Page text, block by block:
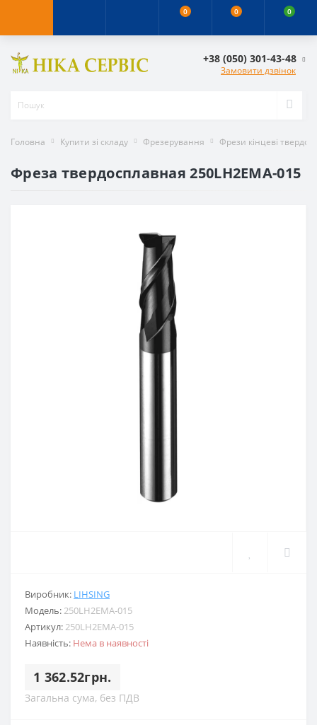
0 0 0
+38 (050) 301-43-48
Замовити дзвінок
Головна Купити зі складу Фрезерування Фрези кінцеві
Фреза твердосплавная 250LH2EMA-015
Виробник: LIHSING
Модель:250LH2EMA-015
Артикул:250LH2EMA-015
Наявність: Нема в наявності
1 362.52грн.
Загальна сума, без ПДВ